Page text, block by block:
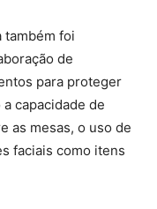
também foi
de
para proteger
capacidade de
as mesas, o uso de
faciais como itens